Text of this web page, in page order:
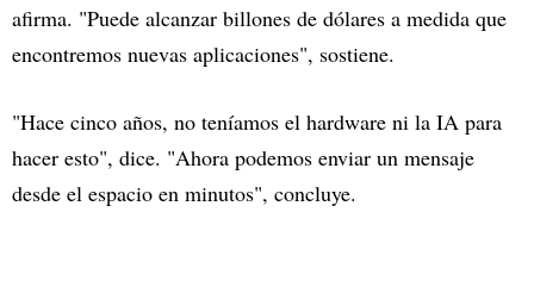
afirma. "Puede alcanzar billones de dólares a medida que
encontremos nuevas aplicaciones", sostiene.
"Hace cinco años, no teníamos el hardware ni la IA para
hacer esto", dice. "Ahora podemos enviar un mensaje
desde el espacio en minutos", concluye.